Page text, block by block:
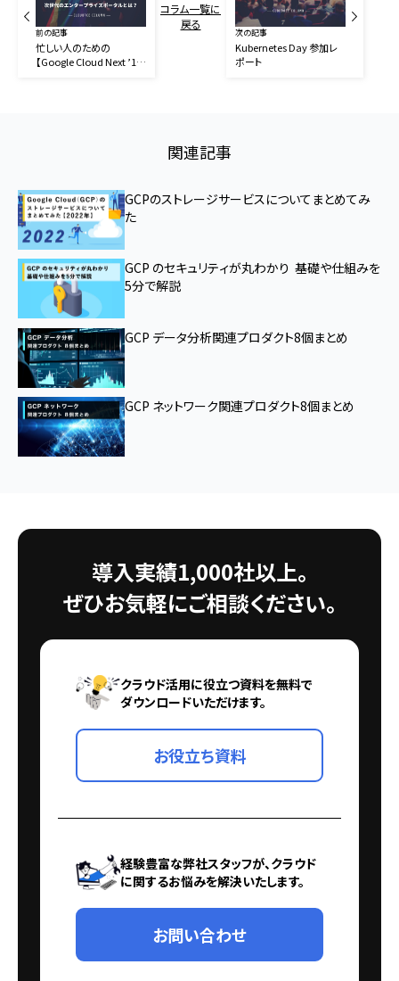
前の記事
忙しい人のための
【Google Cloud Next ’19
コラム一覧に
戻る
次の記事
Kubernetes Day 参加レ
ポート
関連記事
GCPのストレージサービスについてまとめてみ
た
GCP のセキュリティが丸わかり 基礎や仕組みを
5分で解説
GCP データ分析関連プロダクト8個まとめ
GCP ネットワーク関連プロダクト8個まとめ
導入実績1,000社以上。
ぜひお気軽にご相談ください。
クラウド活用に役立つ資料を無料で
ダウンロードいただけます。
お役立ち資料
経験豊富な弊社スタッフが、クラウド
に関するお悩みを解決いたします。
お問い合わせ